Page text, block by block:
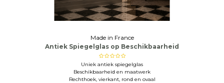
Made in France
Antiek Spiegelglas op Beschikbaarheid
Uniek antiek spiegelglas
Beschikbaarheid en maatwerk
Rechthoek, vierkant, rond en ovaal